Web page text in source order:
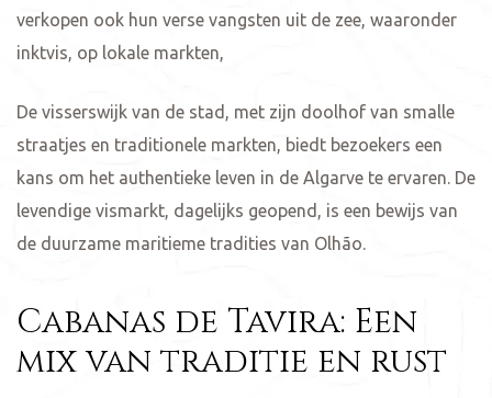
verkopen ook hun verse vangsten uit de zee, waaronder
inktvis, op lokale markten,
De visserswijk van de stad, met zijn doolhof van smalle
straatjes en traditionele markten, biedt bezoekers een
kans om het authentieke leven in de Algarve te ervaren. De
levendige vismarkt, dagelijks geopend, is een bewijs van
de duurzame maritieme tradities van Olhão.
Cabanas de Tavira: Een
mix van traditie en rust